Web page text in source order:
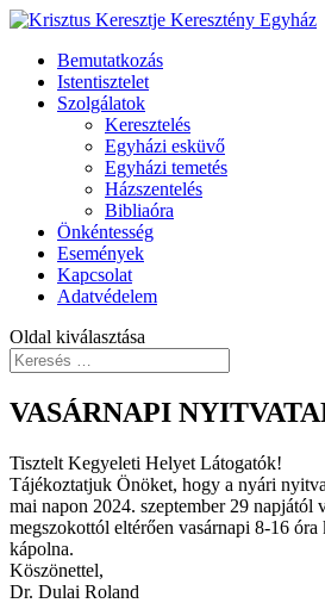
Bemutatkozás
Istentisztelet
Szolgálatok
Keresztelés
Egyházi esküvő
Egyházi temetés
Házszentelés
Bibliaóra
Önkéntesség
Események
Kapcsolat
Adatvédelem
Oldal kiválasztása
VASÁRNAPI
Tisztelt Kegyeleti Helyet Látogatók!
Tájékoztatjuk Önöket, hogy a nyári
mai napon 2024. szeptember 29 napjától
megszokottól eltérően vasárnapi 8-16
kápolna.
Köszönettel,
Dr. Dulai Roland